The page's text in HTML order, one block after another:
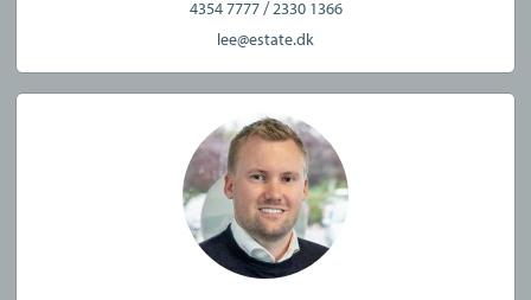
4354 7777/2330 1366
lee@estate.dk